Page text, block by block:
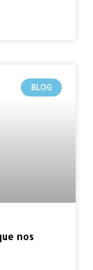
BLOG
nos